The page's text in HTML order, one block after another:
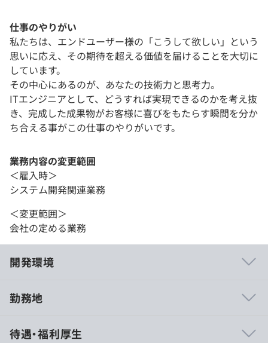
仕事のやりがい
私たちは、エンドユーザー様の「こうして欲しい」という
思いに応え、その期待を超える価値を届けることを大切に
しています。
その中心にあるのが、あなたの技術力と思考力。
ITエンジニアとして、どうすれば実現できるのかを考え抜
き、完成した成果物がお客様に喜びをもたらす瞬間を分か
ち合える事がこの仕事のやりがいです。
業務内容の変更範囲
＜雇入時＞
システム開発関連業務
＜変更範囲＞
会社の定める業務
開発環境
ームです。
勤務地
待遇・福利厚生